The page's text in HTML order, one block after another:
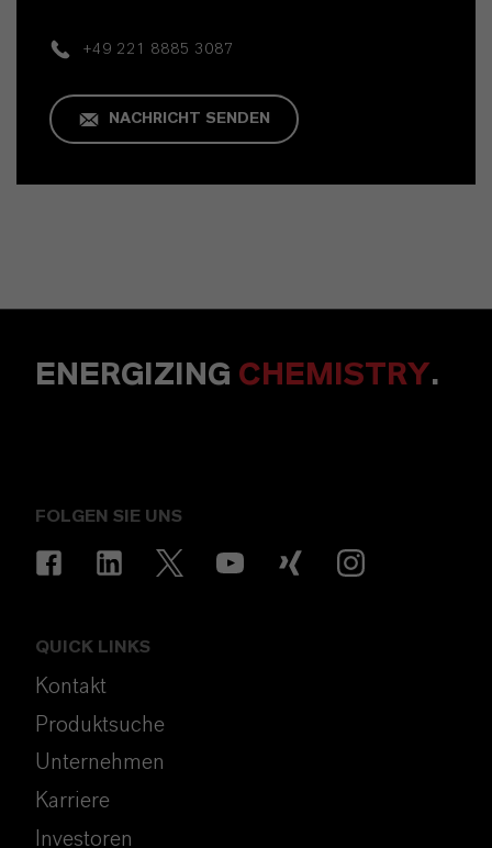
+49 221 8885 3087
NACHRICHT SENDEN
ENERGIZING CHEMISTRY.
FOLGEN SIE UNS
QUICK LINKS
Kontakt
Produktsuche
Unternehmen
Karriere
Investoren